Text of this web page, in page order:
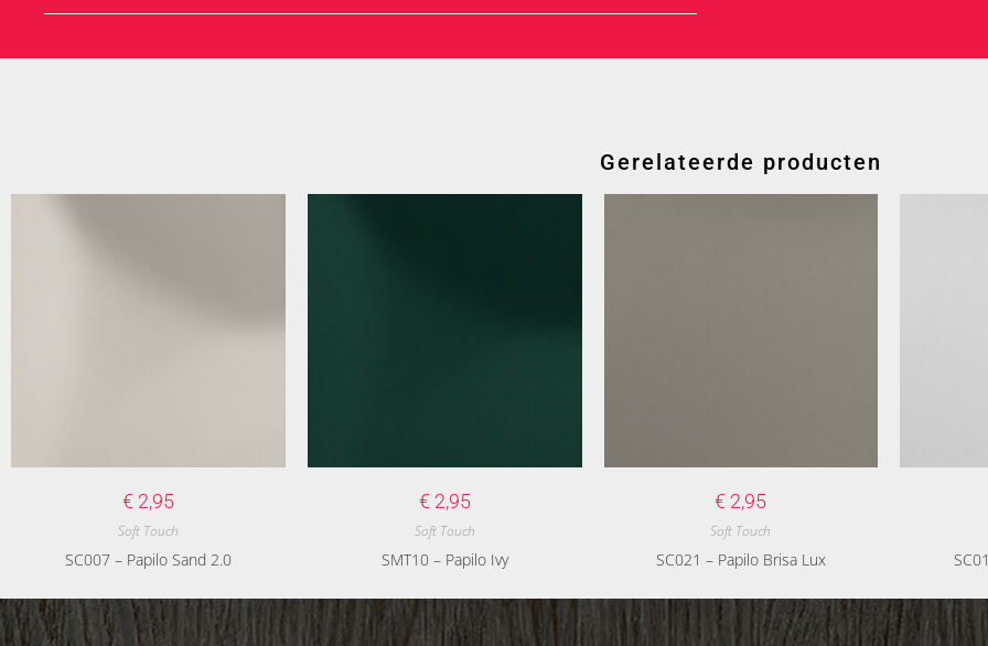
Gerelateerde producten
€ 2,95
Soft Touch
SC007 – Papilo Sand 2.0
€ 2,95
Soft Touch
SMT10 – Papilo Ivy
€ 2,95
Soft Touch
SC021 – Papilo Brisa Lux